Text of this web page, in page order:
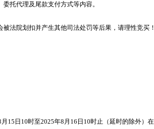
托代理及尾款支付方式等内容。
法院划扣并产生其他司法处罚等后果，请理性竞买！
15日10时至2025年8月16日10时止（延时的除外）